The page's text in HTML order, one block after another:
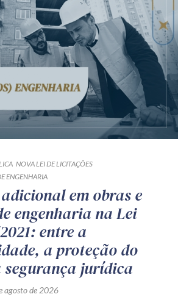
NOVA LEI DE LICITAÇÕES
ENGENHARIA
em obras e
engenharia na Lei
entre a
a proteção do
segurança jurídica
agosto de 2026